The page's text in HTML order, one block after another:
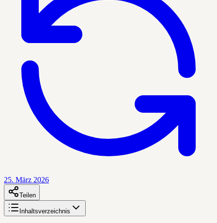
25. März 2026
Teilen
Inhaltsverzeichnis